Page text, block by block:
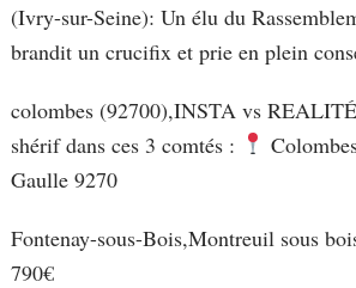
(Ivry-sur-Seine): Un élu du
brandit un crucifix et prie en plein
colombes (92700),INSTA vs REALITÉ
shérif dans ces 3 comtés :
Gaulle 9270
Fontenay-sous-Bois,Montreuil sous
790€